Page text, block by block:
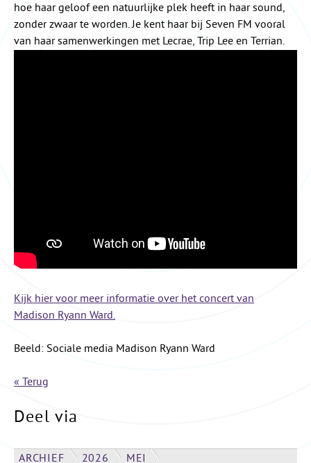
hoe haar geloof een natuurlijke plek heeft in haar sound,
zonder zwaar te worden. Je kent haar bij Seven FM vooral
van haar samenwerkingen met Lecrae, Trip Lee en Terrian.
Kijk hier voor meer informatie over het concert van
Madison Ryann Ward.
Beeld: Sociale media Madison Ryann Ward
« Terug
Deel via
ARCHIEF 2026 MEI